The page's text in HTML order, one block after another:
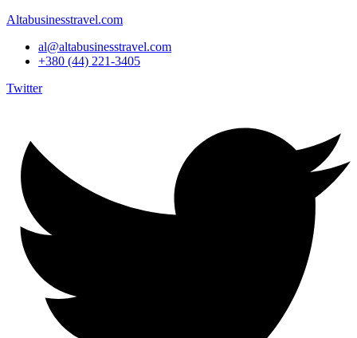
Altabusinesstravel.com
al@altabusinesstravel.com
+380 (44) 221-3405
Twitter